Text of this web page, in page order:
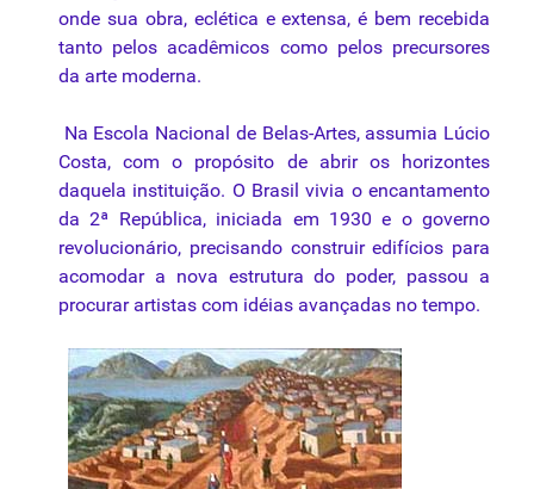
onde sua obra, eclética e extensa, é bem recebida
tanto pelos acadêmicos como pelos precursores
da arte moderna.
Na Escola Nacional de Belas-Artes, assumia Lúcio
Costa, com o propósito de abrir os horizontes
daquela instituição. O Brasil vivia o encantamento
da 2ª República, iniciada em 1930 e o governo
revolucionário, precisando construir edifícios para
acomodar a nova estrutura do poder, passou a
procurar artistas com idéias avançadas no tempo.